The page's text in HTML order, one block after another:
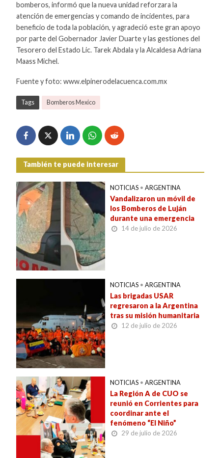
bomberos, informó que la nueva unidad reforzara la
atención de emergencias y comando de incidentes, para
beneficio de toda la población, y agradeció este gran apoyo
por parte del Gobernador Javier Duarte y las gestiones del
Tesorero del Estado Lic. Tarek Abdala y la Alcaldesa Adriana
Maass Michel.
Fuente y foto: www.elpinerodelacuenca.com.mx
Tags Bomberos Mexico
También te puede interesar
NOTICIAS • ARGENTINA
Vandalizaron un móvil de
los Bomberos de Luján
durante una emergencia
14 de julio de 2026
NOTICIAS • ARGENTINA
Las brigadas USAR
regresaron a la Argentina
tras su misión humanitaria
12 de julio de 2026
NOTICIAS • ARGENTINA
La Región A de CUO se
reunió en Corrientes para
coordinar ante el
fenómeno “El Niño”
29 de julio de 2026